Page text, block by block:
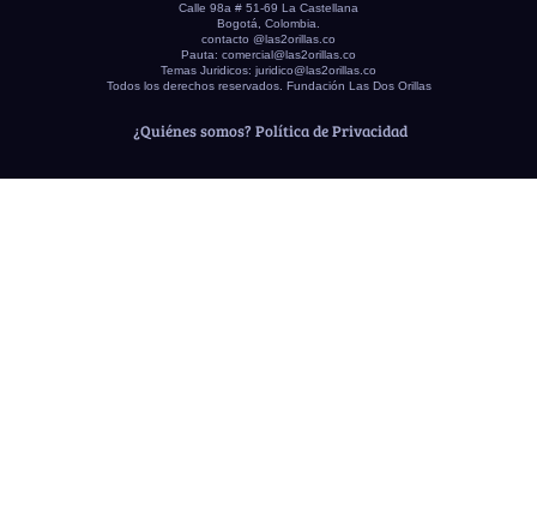
Calle 98a # 51-69 La Castellana
Bogotá, Colombia.
contacto @las2orillas.co
Pauta: comercial@las2orillas.co
Temas Juridicos: juridico@las2orillas.co
Todos los derechos reservados. Fundación Las Dos Orillas
¿Quiénes somos? Política de Privacidad